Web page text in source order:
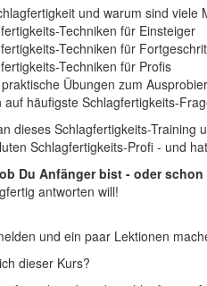
und warum sind viele
Techniken für Einsteiger
Techniken für
Techniken für Profis
Übungen zum
auf häufigste Schlagfertigkeits-
dieses Schlagfertigkeits-
Schlagfertigkeits-Profi - und
Du Anfänger bist - oder
antworten will!
und ein paar Lektionen
dieser Kurs?